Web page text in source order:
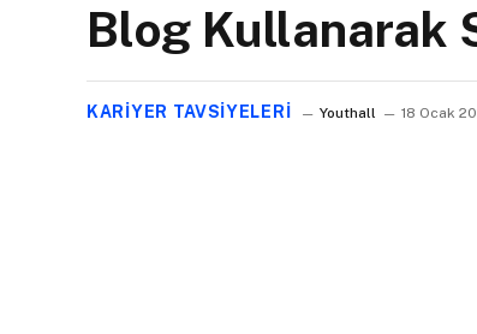
Blog Kullanarak
KARIYER TAVSIYELERI Youthall 18 Ocak